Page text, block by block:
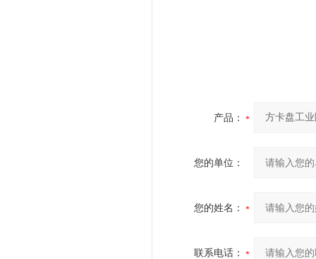
产品：
您的单位：
您的姓名：
联系电话：